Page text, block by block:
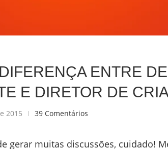
ENTRE
E DIRETOR DE
2015 39 Comentários
gerar muitas discussões, cuidado!